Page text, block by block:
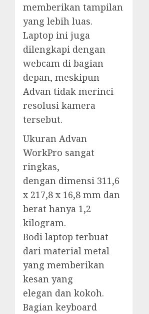
memberikan tampilan
yang lebih luas.
Laptop ini juga
dilengkapi dengan
webcam di bagian
depan, meskipun
Advan tidak merinci
resolusi kamera
tersebut.
Ukuran Advan
WorkPro sangat
ringkas,
dengan dimensi 311,6
x 217,8 x 16,8 mm dan
berat hanya 1,2
kilogram.
Bodi laptop terbuat
dari material metal
yang memberikan
kesan yang
elegan dan kokoh.
Bagian keyboard